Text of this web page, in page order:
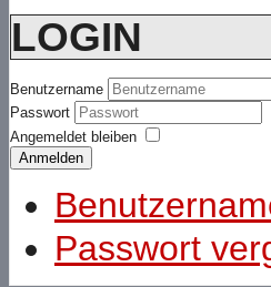
LOGIN
Benutzername
Passwort
Angemeldet bleiben
Anmelden
Passwort